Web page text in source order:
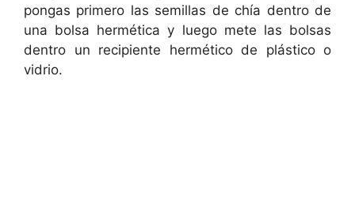
pongas primero las semillas de chía dentro de
una bolsa hermética y luego mete las bolsas
dentro un recipiente hermético de plástico o
vidrio.